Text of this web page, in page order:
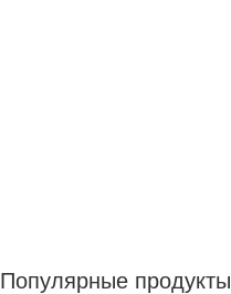
Популярные продукты